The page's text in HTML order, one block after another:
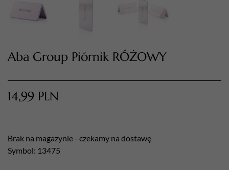
Suma koszyka (0)
Aba Group Piórnik RÓŻOWY
14,99 PLN
Brak na magazynie - czekamy na dostawę
Symbol: 13475